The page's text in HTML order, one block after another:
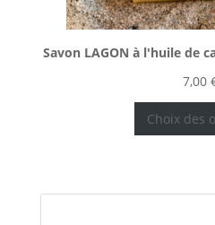
Savon LAGON à l'huile de
7,00
Choix des